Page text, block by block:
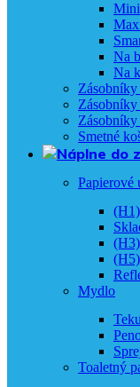
Na
Na
Smetné
Papierové
Mydlo
Toaletný